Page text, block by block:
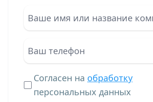
Согласен на обработку
персональных данных